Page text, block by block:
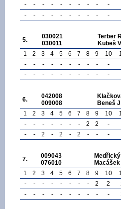
-
- - - - - - - - -
-
- - - - - - - - -
5.
030021
030011
Terber
Kubeš
1
2 3 4 5 6 7 8 9 10
-
- - - - - - - - -
-
- - - - - - - - -
6.
042008
009008
Beneš
1
2 3 4 5 6 7 8 9 10
-
- - - - - - 2 2 -
-
- 2 - 2 - 2 - - -
7.
009043
076010
Macášek
1
2 3 4 5 6 7 8 9 10
-
- - - - - - - 2 2
-
- - - - - - - - -